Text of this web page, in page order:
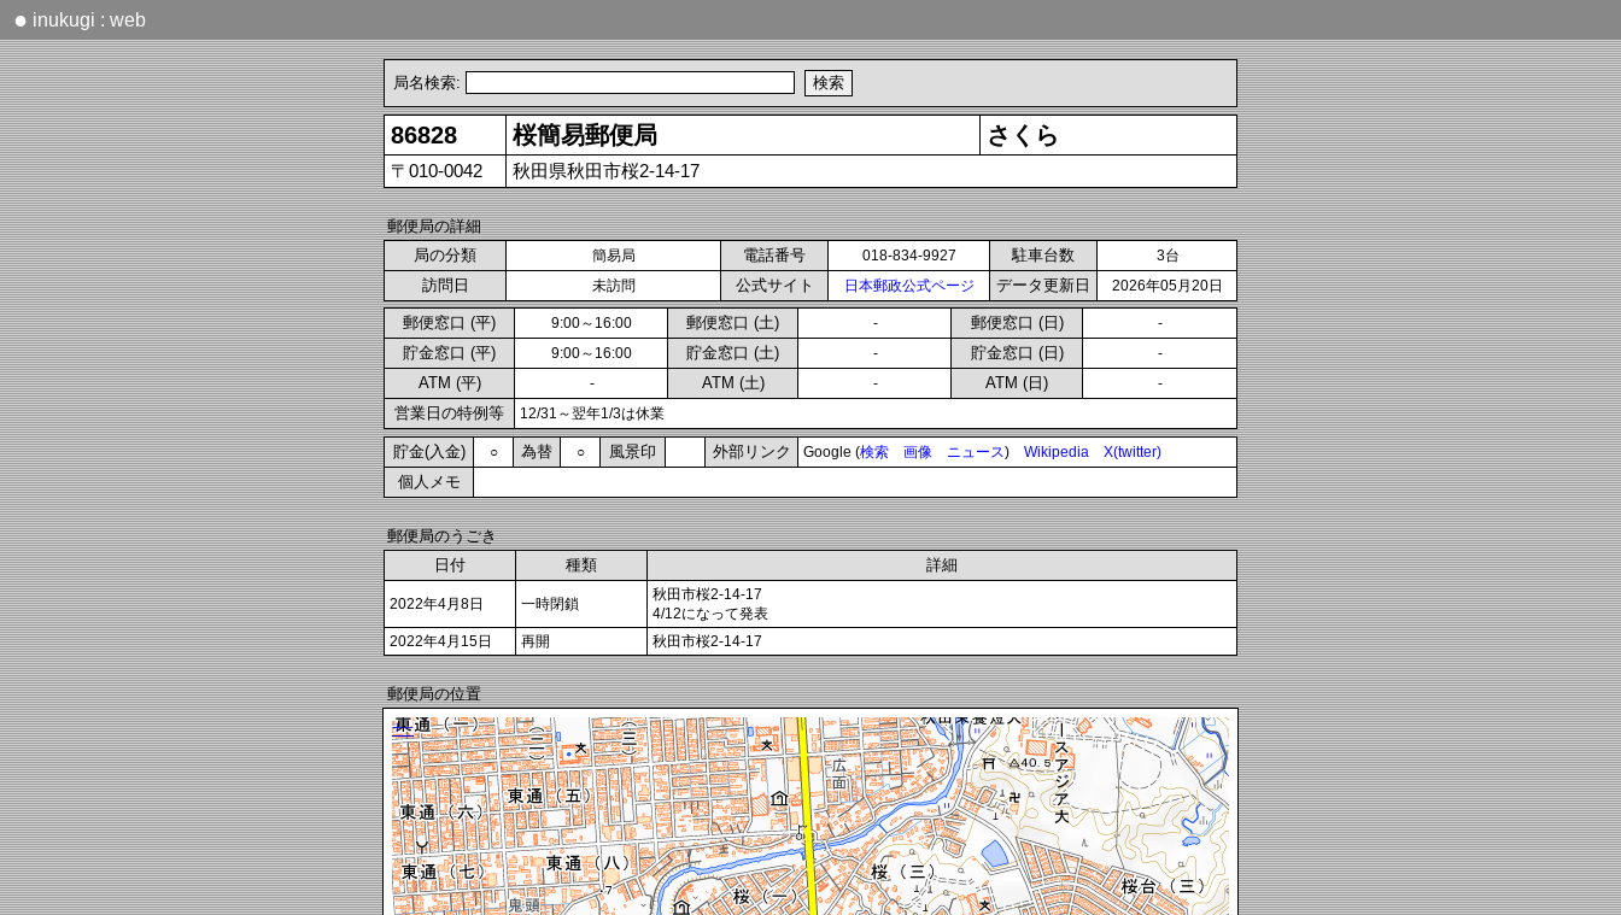
● inukugi : web
局名検索:
86828 桜簡易郵便局 さくら
〒010-0042 秋田県秋田市桜2-14-17
郵便局の詳細
局の分類
簡易局 電話番号 018-834-9927 駐車台数 3台
訪問日 未訪問 公式サイト 日本郵政公式ページ データ更新日 2026年05月20日
郵便窓口 (平) 9:00～16:00 郵便窓口 (土) - 郵便窓口 (日) -
貯金窓口 (平) 9:00～16:00 貯金窓口 (土) - 貯金窓口 (日) -
ATM (平) - ATM (土) - ATM (日) -
営業日の特例等 12/31～翌年1/3は休業
貯金(入金) ○ 為替 ○ 風景印 外部リンク Google (検索 画像 ニュース) Wikipedia X(twitter)
個人メモ
郵便局のうごき
日付
種類 詳細
2022年4月8日 一時閉鎖
秋田市桜2-14-17
4/12になって発表
2022年4月15日
再開 秋田市桜2-14-17
郵便局の位置